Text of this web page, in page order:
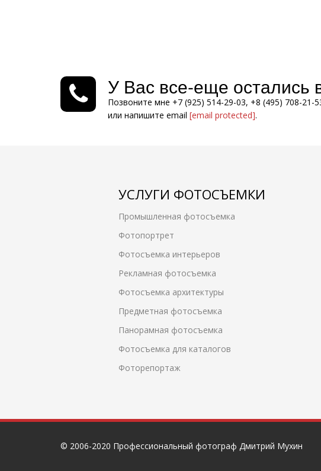
У Вас все-еще остались
Позвоните мне +7 (925) 514-29-03, +8 (495) 708-21-
или напишите email [email protected].
УСЛУГИ ФОТОСЪЕМКИ
Промышленная фотосъемка
Фотопортрет
Фотосъемка интерьеров
Рекламная фотосъемка
Фотосъемка архитектуры
Предметная фотосъемка
Панорамная фотосъемка
Фотосъемка для каталогов
Фоторепортаж
© 2006-2020 Профессиональный фотограф Дмитрий Мухин